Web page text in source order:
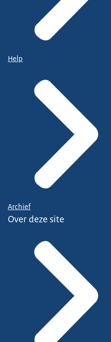
Help
Archief
Over deze site